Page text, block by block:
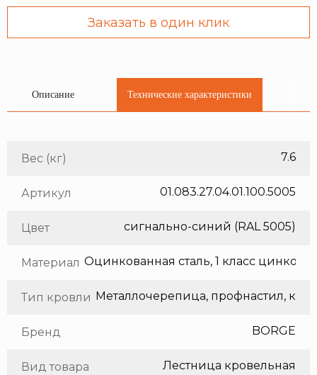
Заказать в один клик
Описание Технические характеристики
Вес (кг) 7.6
Артикул 01.083.27.04.01.100.5005
Цвет сигнально-синий (RAL 5005)
Материал
Тип кровли
Бренд BORGE
Вид товара Лестница кровельная